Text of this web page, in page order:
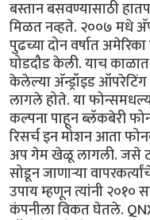
बस्तान बसवण्यासाठी
मिळत नव्हते. २००७ मधे
पुढच्या दोन वर्षात
घोडदौड केली. याच
केलेल्या अ‍ॅन्ड्रॉइड
लागले होते. या
कल्पना पाहून ब्लॅकबेरी
रिसर्च इन मोशन आता
अप गेम खेळू लागली. जसे
सोडून जाणार्‍या
उपाय म्हणून त्यांनी २०१०
कंपनीला विकत घेतले.